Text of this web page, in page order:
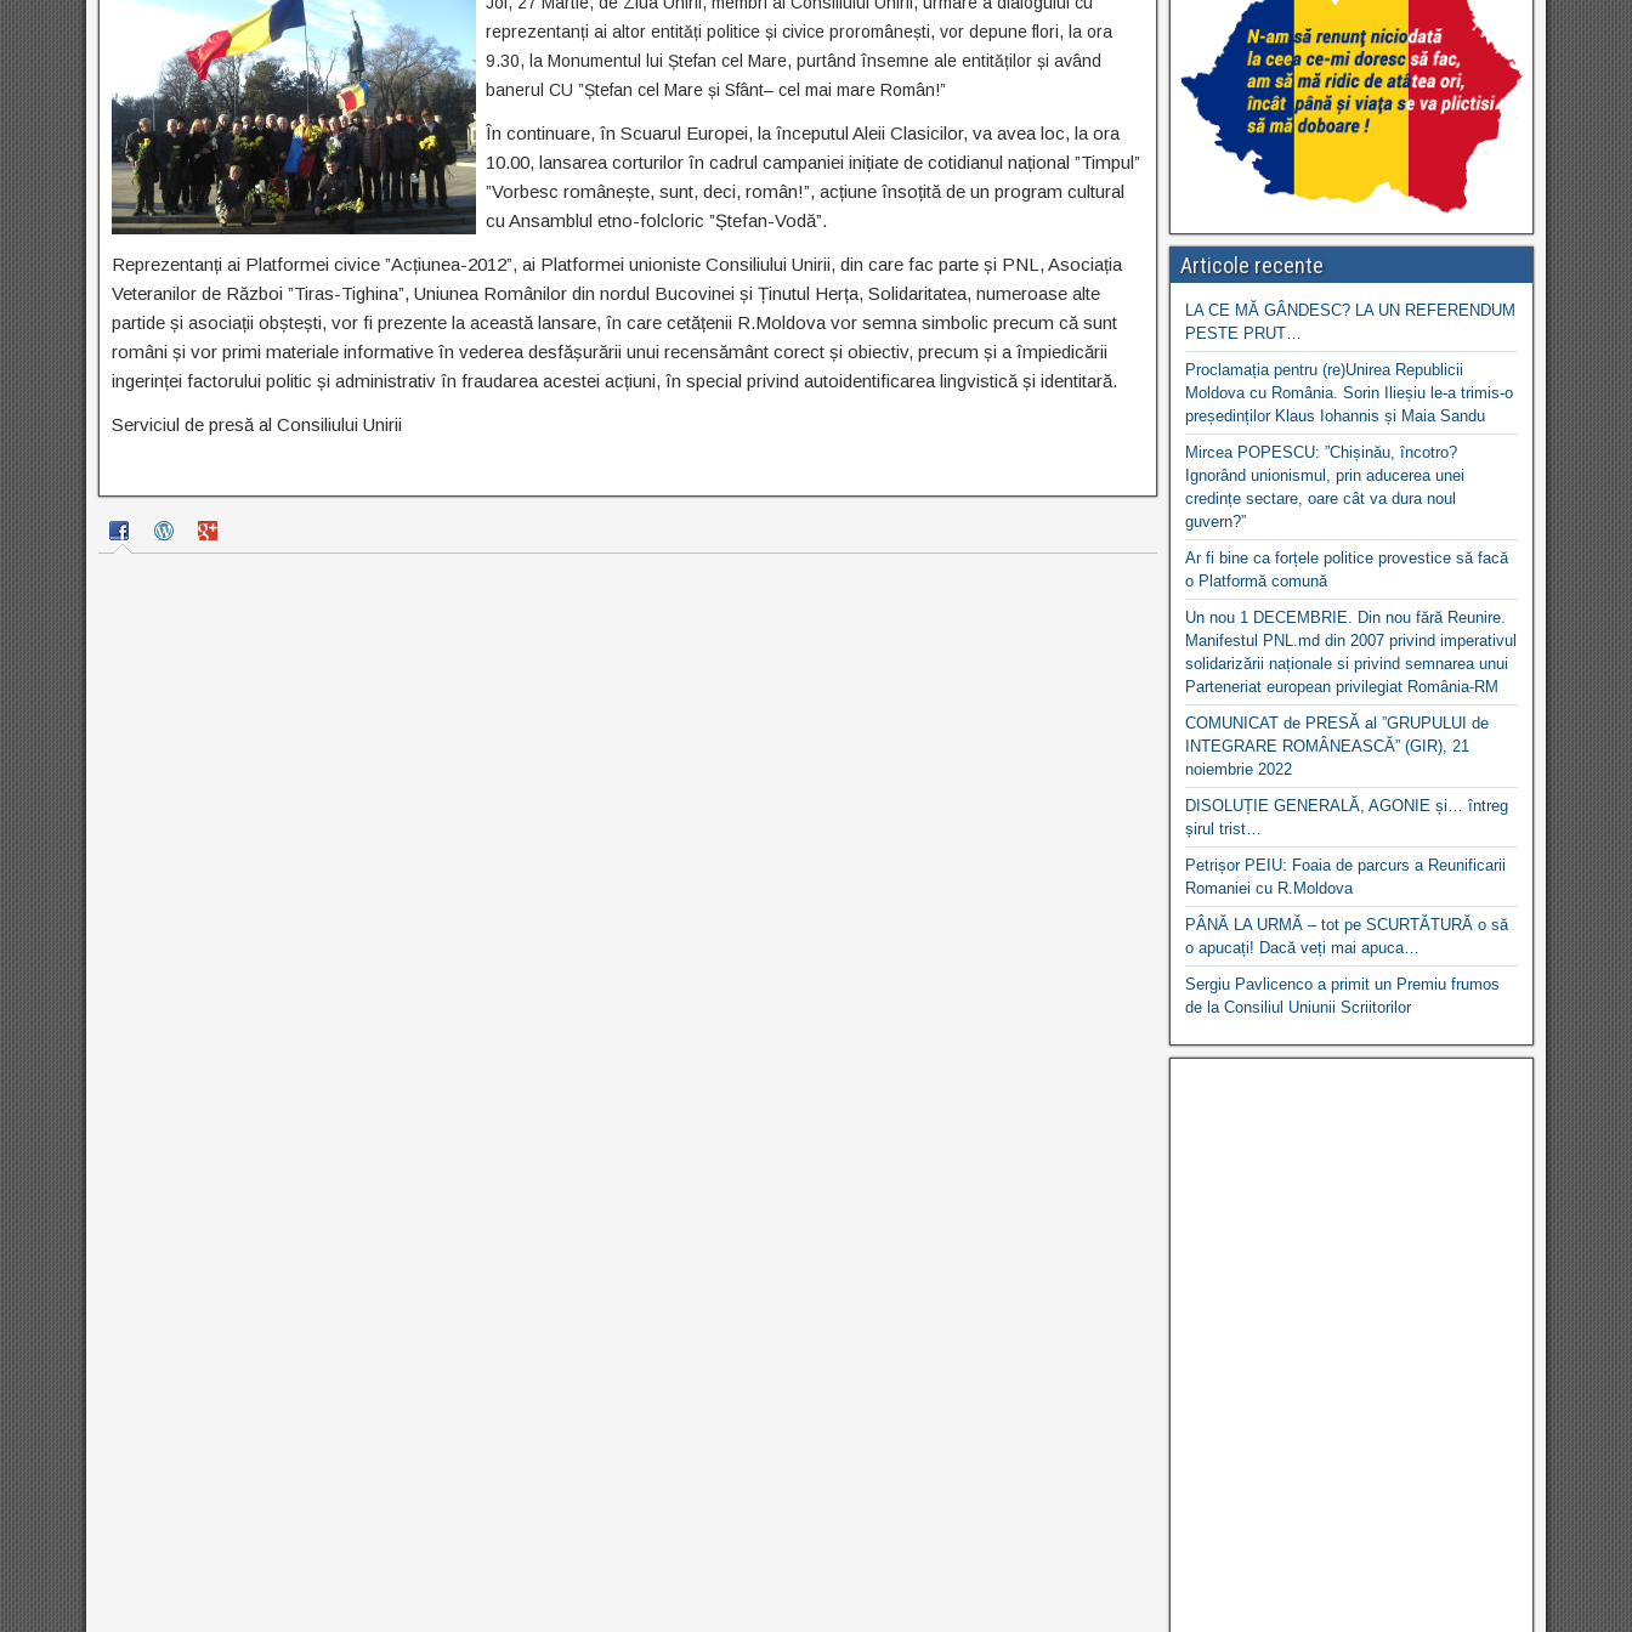
reprezentanți ai altor entități politice și civice proromânești, vor depune flori, la ora
9.30, la Monumentul lui Ștefan cel Mare, purtând însemne ale entităților și având
banerul CU ”Ștefan cel Mare și Sfânt– cel mai mare Român!”
În continuare, în Scuarul Europei, la începutul Aleii Clasicilor, va avea loc, la ora
10.00, lansarea corturilor în cadrul campaniei inițiate de cotidianul național ”Timpul”
”Vorbesc românește, sunt, deci, român!”, acțiune însoțită de un program cultural
cu Ansamblul etno-folcloric ”Ștefan-Vodă”.
Reprezentanți ai Platformei civice ”Acțiunea-2012”, ai Platformei unioniste Consiliului Unirii, din care fac parte și PNL, Asociația
Veteranilor de Război ”Tiras-Tighina”, Uniunea Românilor din nordul Bucovinei și Ținutul Herța, Solidaritatea, numeroase alte
partide și asociații obștești, vor fi prezente la această lansare, în care cetățenii R.Moldova vor semna simbolic precum că sunt
români și vor primi materiale informative în vederea desfășurării unui recensământ corect și obiectiv, precum și a împiedicării
ingerinței factorului politic și administrativ în fraudarea acestei acțiuni, în special privind autoidentificarea lingvistică și identitară.
Serviciul de presă al Consiliului Unirii
Articole recente
LA CE MĂ GÂNDESC? LA UN REFERENDUM
PESTE PRUT…
Proclamația pentru (re)Unirea Republicii
Moldova cu România. Sorin Ilieșiu le-a trimis-o
președinților Klaus Iohannis și Maia Sandu
Mircea POPESCU: ”Chișinău, încotro?
Ignorând unionismul, prin aducerea unei
credințe sectare, oare cât va dura noul
guvern?”
Ar fi bine ca forțele politice provestice să facă
o Platformă comună
Un nou 1 DECEMBRIE. Din nou fără Reunire.
Manifestul PNL.md din 2007 privind imperativul
solidarizării naționale si privind semnarea unui
Parteneriat european privilegiat România-RM
COMUNICAT de PRESĂ al ”GRUPULUI de
INTEGRARE ROMÂNEASCĂ” (GIR), 21
noiembrie 2022
DISOLUȚIE GENERALĂ, AGONIE și… întreg
șirul trist…
Petrișor PEIU: Foaia de parcurs a Reunificarii
Romaniei cu R.Moldova
PÂNĂ LA URMĂ – tot pe SCURTĂTURĂ o să
o apucați! Dacă veți mai apuca…
Sergiu Pavlicenco a primit un Premiu frumos
de la Consiliul Uniunii Scriitorilor